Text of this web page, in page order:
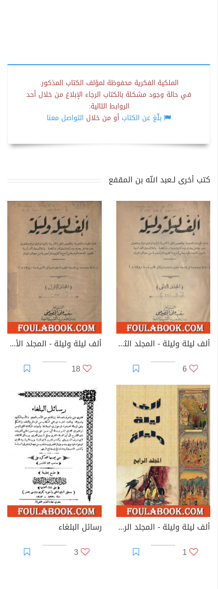
الملكية الفكرية محفوظة لمؤلف الكتاب المذكور.
في حالة وجود مشكلة بالكتاب الرجاء الإبلاغ من خلال أحد
الروابط التالية:
بلّغ عن الكتاب أو من خلال التواصل معنا
كتب أخرى لـعبد الله بن المقفع
ألف ليلة وليلة - المجلد الثاني
6
ألف ليلة وليلة - المجلد الأول
18
ألف ليلة وليلة - المجلد الرابع - نسخة مضغوطة
1
رسائل البلغاء
3